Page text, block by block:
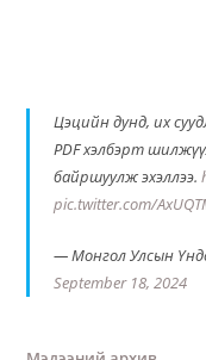
Цэцийн дунд, их
PDF хэлбэрт
байршуулж эхэллээ.
pic.twitter.com/
— Монгол Улсын
September 18, 2024